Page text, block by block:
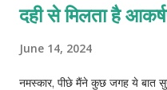
दही से मिलता है
June 14, 2024
नमस्कार, पीछे मैंने कुछ जगह ये बात